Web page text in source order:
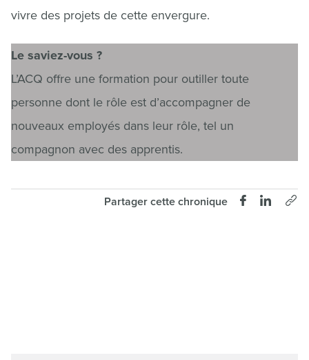
vivre des projets de cette envergure.
Le saviez-vous ?
L’ACQ offre une formation pour outiller toute
personne dont le rôle est d’accompagner de
nouveaux employés dans leur rôle, tel un
compagnon avec des apprentis.
Partager cette chronique